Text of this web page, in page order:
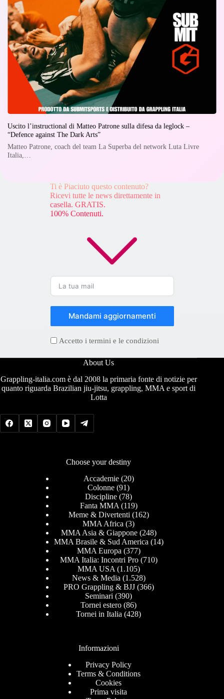
Uscito l’instructional di Matteo Patrone sulla difesa da leglock –
“Defence against The Dark Arts”
Matteo Patrone, coach del team La Superba del network Luta Livre
Italia,…
Ti è Piaciuto questo contenuto?
Ricevi tutte le news direttamente in
casella. GRATIS.
100% Contenuti.
Mandami aggiornamenti
Accetto i termini e le condizioni
About Us
Grappling-italia.com è dal 2008 la primaria fonte di notizie per
quanto riguarda Brazilian jiu-jitsu, grappling, MMA e sport di
Lotta
Choose your destiny
Accademie(20)
Colonne (91)
Discipline (78)
Fanta MMA (119)
Meme & Divertenti (162)
MMA Africa (3)
MMA Asia & Giappone(248)
MMA Brasile & Sud America (14)
MMA Europa (377)
MMA Italia: Incontri Pro(710)
MMA USA (1.105)
News & Media (1.528)
PRO Grappling & BJJ(366)
Seminari (390)
Tornei estero (86)
Tornei in Italia (428)
Informazioni
Privacy Policy
Terms & Conditions
Cookies
Prima visita